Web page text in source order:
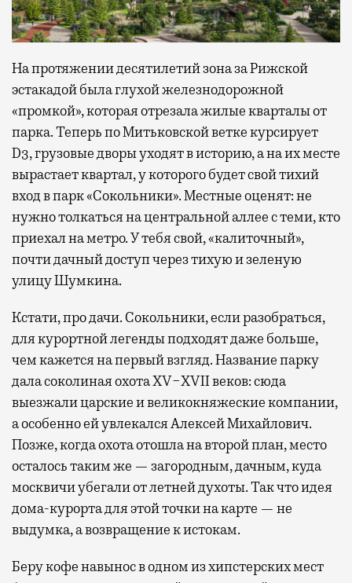
На протяжении десятилетий зона за Рижской
эстакадой была глухой железнодорожной
«промкой», которая отрезала жилые кварталы от
парка. Теперь по Митьковской ветке курсирует
D3, грузовые дворы уходят в историю, а на их месте
вырастает квартал, у которого будет свой тихий
вход в парк «Сокольники». Местные оценят: не
нужно толкаться на центральной аллее с теми, кто
приехал на метро. У тебя свой, «калиточный»,
почти дачный доступ через тихую и зеленую
улицу Шумкина.
Кстати, про дачи. Сокольники, если разобраться,
для курортной легенды подходят даже больше,
чем кажется на первый взгляд. Название парку
дала соколиная охота XV−XVII веков: сюда
выезжали царские и великокняжеские компании,
а особенно ей увлекался Алексей Михайлович.
Позже, когда охота отошла на второй план, место
осталось таким же — загородным, дачным, куда
москвичи убегали от летней духоты. Так что идея
дома-курорта для этой точки на карте — не
выдумка, а возвращение к истокам.
Беру кофе навынос в одном из хипстерских мест